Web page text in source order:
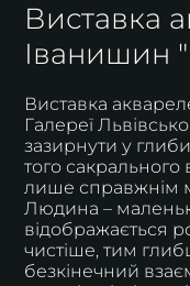
Виставка
Іванишин
Виставка
Галереї
зазирнути у
того сакрального
лише справжнім
Людина –
відображається
чистіше, тим
безкінечний